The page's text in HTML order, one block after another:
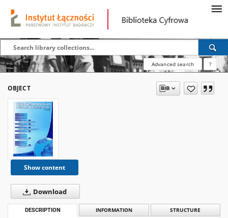
Advanced search ?
OBJECT
Show content
Download
DESCRIPTION INFORMATION STRUCTURE